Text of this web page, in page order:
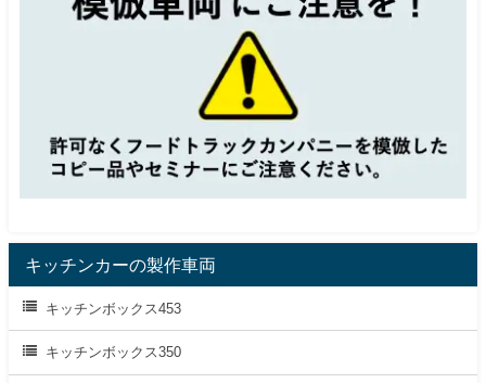
キッチンカーの製作車両
キッチンボックス453
キッチンボックス350